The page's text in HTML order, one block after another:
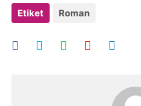
Etiket Roman